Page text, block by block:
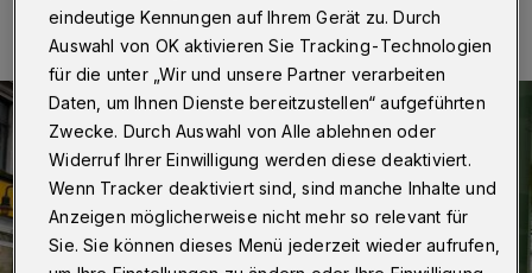
eindeutige Kennungen auf Ihrem Gerät zu. Durch
Auswahl von OK aktivieren Sie Tracking-Technologien
für die unter „Wir und unsere Partner verarbeiten
Daten, um Ihnen Dienste bereitzustellen“ aufgeführten
Zwecke. Durch Auswahl von Alle ablehnen oder
Widerruf Ihrer Einwilligung werden diese deaktiviert.
Wenn Tracker deaktiviert sind, sind manche Inhalte und
Anzeigen möglicherweise nicht mehr so relevant für
Sie. Sie können dieses Menü jederzeit wieder aufrufen,